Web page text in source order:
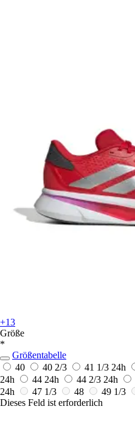
+13
Größe
*
Größentabelle
40
40 2/3 41 1/3 24h
24h
44 24h 44 2/3 24h
24h
47 1/3 48 49 1/3
Dieses Feld ist erforderlich